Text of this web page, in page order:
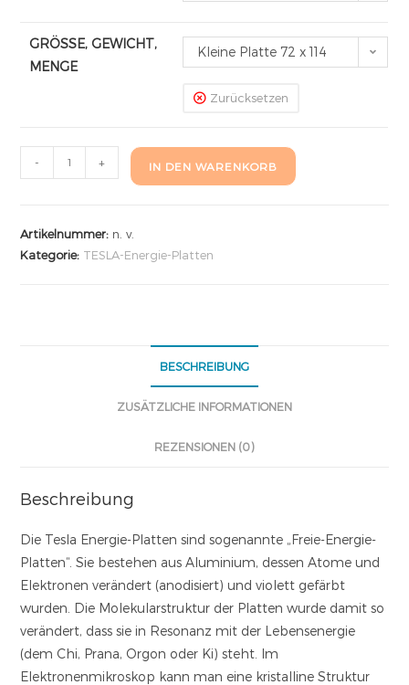
GRÖSSE, GEWICHT,
MENGE
Kleine Platte 72 x 114
Zurücksetzen
- + IN DEN WARENKORB
Artikelnummer: n. v.
Kategorie: TESLA-Energie-Platten
BESCHREIBUNG
ZUSÄTZLICHE INFORMATIONEN
REZENSIONEN (0)
Beschreibung
Die Tesla Energie-Platten sind sogenannte „Freie-Energie-
Platten“. Sie bestehen aus Aluminium, dessen Atome und
Elektronen verändert (anodisiert) und violett gefärbt
wurden. Die Molekularstruktur der Platten wurde damit so
verändert, dass sie in Resonanz mit der Lebensenergie
(dem Chi, Prana, Orgon oder Ki) steht. Im
Elektronenmikroskop kann man eine kristalline Struktur